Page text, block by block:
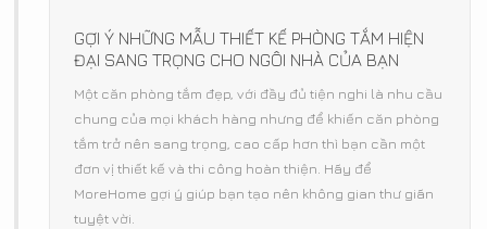
GỢI Ý NHỮNG MẪU THIẾT KẾ PHÒNG TẮM HIỆN
ĐẠI SANG TRỌNG CHO NGÔI NHÀ CỦA BẠN
Một căn phòng tắm đẹp, với đầy đủ tiện nghi là nhu cầu
chung của mọi khách hàng nhưng để khiến căn phòng
tắm trở nên sang trọng, cao cấp hơn thì bạn cần một
đơn vị thiết kế và thi công hoàn thiện. Hãy để
MoreHome gợi ý giúp bạn tạo nên không gian thư giãn
tuyệt vời.